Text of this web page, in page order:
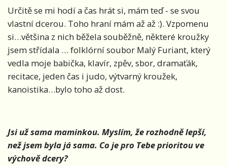
Určitě se mi hodí a čas hrát si, mám teď - se svou
vlastní dcerou. Toho hraní mám až až :). Vzpomenu
si…většina z nich běžela souběžně, některé kroužky
jsem střídala … folklórní soubor Malý Furiant, který
vedla moje babička, klavír, zpěv, sbor, dramaťák,
recitace, jeden čas i judo, výtvarný kroužek,
kanoistika…bylo toho až dost.
Jsi už sama maminkou. Myslím, že rozhodně lepší,
než jsem byla já sama. Co je pro Tebe prioritou ve
výchově dcery?